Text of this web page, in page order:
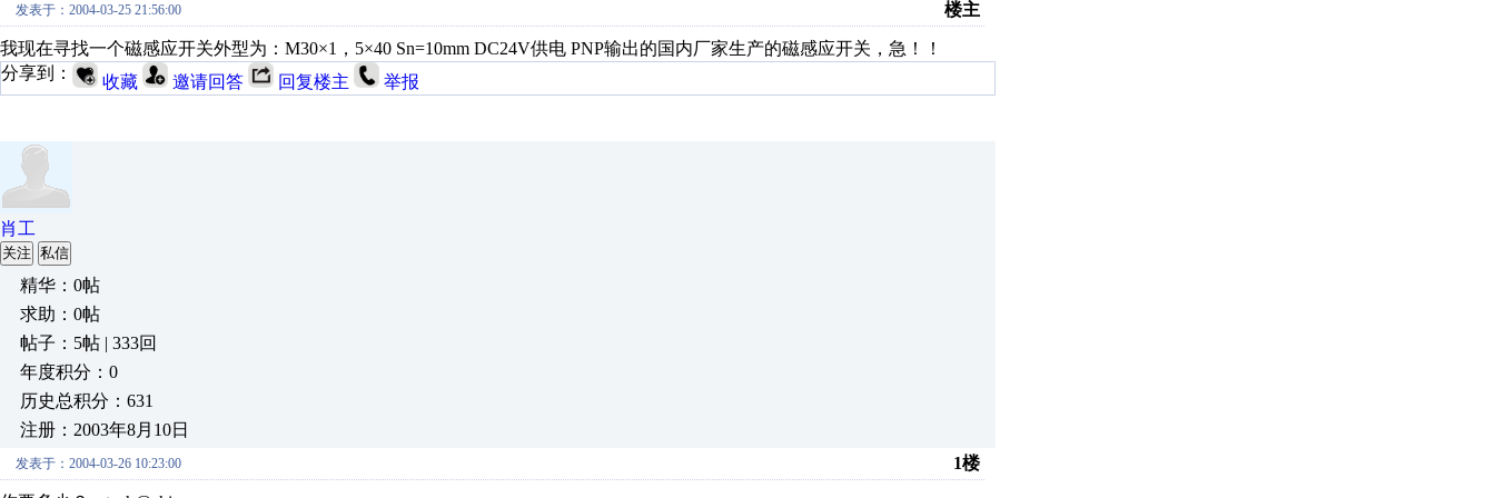
发表于：2004-03-25 21:56:00 楼主
我现在寻找一个磁感应开关外型为：M30×1，5×40 Sn=10mm DC24V供电 PNP输出的国内厂家生产的磁感应开关，急！！
分享到：
收藏 邀请回答 回复楼主 举报
肖工
关注 私信
精华：0帖
求助：0帖
帖子：5帖 | 333回
年度积分：0
历史总积分：631
注册：2003年8月10日
发表于：2004-03-26 10:23:00 1楼